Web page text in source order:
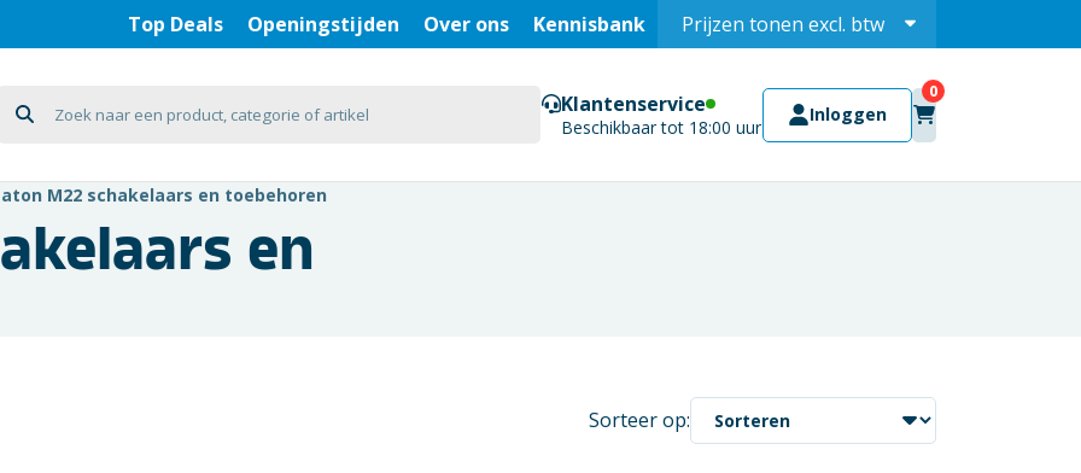
Top Deals Openingstijden Over ons Kennisbank Prijzen tonen excl. btw
Klantenservice
Beschikbaar tot 18:00 uur
Inloggen
M22 schakelaars en toebehoren
en
Sorteer op: